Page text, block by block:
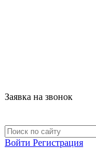
Заявка на звонок
Войти Регистрация